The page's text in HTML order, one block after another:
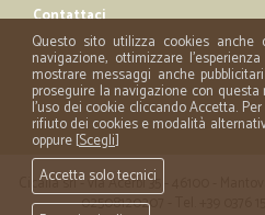
Contattaci
Cicalia srl - via Acerbi 35 - 46100 -
02508120207 - Tel. +39 0376
Questo sito utilizza cookies
navigazione, ottimizzare
mostrare messaggi anche
proseguire la navigazione con
l'uso dei cookie cliccando Accetta.
rifiuto dei cookies e modalità
oppure [Scegli]
Accetta solo tecnici